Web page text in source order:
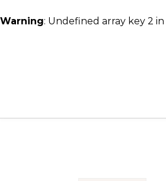
Warning: Undefined array key 2 in